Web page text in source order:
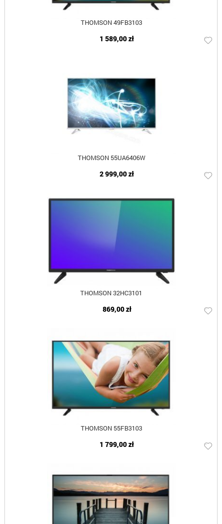
THOMSON 49FB3103
1 589,00 zł
THOMSON 55UA6406W
2 999,00 zł
THOMSON 32HC3101
869,00 zł
THOMSON 55FB3103
1 799,00 zł